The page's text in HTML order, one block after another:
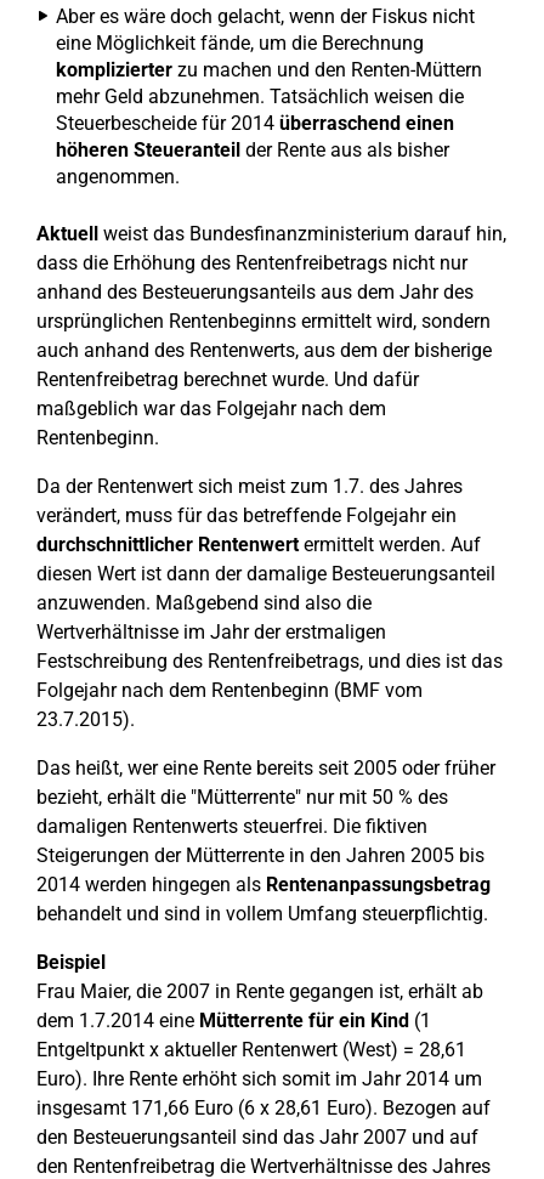
Aber es wäre doch gelacht, wenn der Fiskus nicht
eine Möglichkeit fände, um die Berechnung
komplizierter zu machen und den Renten-Müttern
mehr Geld abzunehmen. Tatsächlich weisen die
Steuerbescheide für 2014 überraschend einen
höheren Steueranteil der Rente aus als bisher
angenommen.
Aktuell weist das Bundesfinanzministerium darauf hin,
dass die Erhöhung des Rentenfreibetrags nicht nur
anhand des Besteuerungsanteils aus dem Jahr des
ursprünglichen Rentenbeginns ermittelt wird, sondern
auch anhand des Rentenwerts, aus dem der bisherige
Rentenfreibetrag berechnet wurde. Und dafür
maßgeblich war das Folgejahr nach dem
Rentenbeginn.
Da der Rentenwert sich meist zum 1.7. des Jahres
verändert, muss für das betreffende Folgejahr ein
durchschnittlicher Rentenwertermittelt werden. Auf
diesen Wert ist dann der damalige Besteuerungsanteil
anzuwenden. Maßgebend sind also die
Wertverhältnisse im Jahr der erstmaligen
Festschreibung des Rentenfreibetrags, und dies ist das
Folgejahr nach dem Rentenbeginn (BMF vom
23.7.2015).
Das heißt, wer eine Rente bereits seit 2005 oder früher
bezieht, erhält die "Mütterrente" nur mit 50 % des
damaligen Rentenwerts steuerfrei. Die fiktiven
Steigerungen der Mütterrente in den Jahren 2005 bis
2014 werden hingegen als Rentenanpassungsbetrag
behandelt und sind in vollem Umfang steuerpflichtig.
Beispiel
Frau Maier, die 2007 in Rente gegangen ist, erhält ab
dem 1.7.2014 eine Mütterrente für ein Kind (1
Entgeltpunkt x aktueller Rentenwert (West) = 28,61
Euro). Ihre Rente erhöht sich somit im Jahr 2014 um
insgesamt 171,66 Euro (6 x 28,61 Euro). Bezogen auf
den Besteuerungsanteil sind das Jahr 2007 und auf
den Rentenfreibetrag die Wertverhältnisse des Jahres